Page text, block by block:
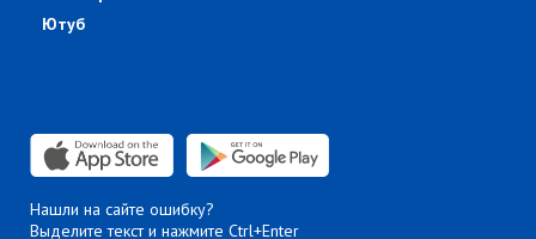
Ютуб
Нашли на сайте ошибку?
Выделите текст и нажмите Ctrl+Enter